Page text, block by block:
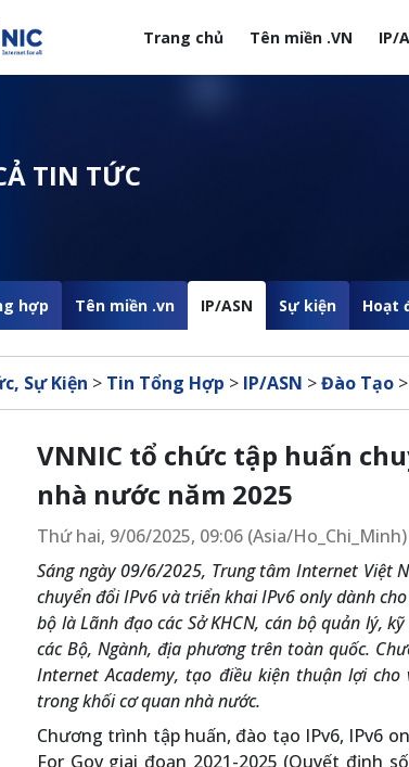
Trang chủ Tên miền .VN IP/
của website
TIN TỨC
hợp Tên miền .vn IP/ASN Sự kiện Hoạt
Sự Kiện > Tin Tổng Hợp > IP/ASN >Đào Tạo >
VNNIC tổ chức tập huấn
nhà nước năm 2025
Thứ hai, 9/06/2025, 09:06 (Asia/Ho_Chi_Minh)
Sáng ngày 09/6/2025, Trung tâm Internet Việt
chuyển đổi IPv6 và triển khai IPv6 only dành
bộ là Lãnh đạo các Sở KHCN, cán bộ quản lý,
các Bộ, Ngành, địa phương trên toàn quốc.
Internet Academy, tạo điều kiện thuận lợi
trong khối cơ quan nhà nước.
Chương trình tập huấn, đào tạo IPv6, IPv6
For Gov giai đoạn 2021-2025 (Quyết định